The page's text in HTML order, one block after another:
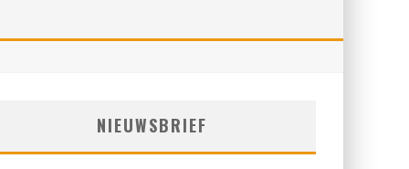
NIEUWSBRIEF